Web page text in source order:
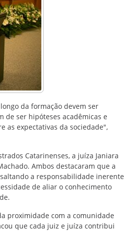
da formação devem ser
de ser hipóteses acadêmicas e
as expectativas da sociedade",
Catarinenses, a juíza Janiara
Ambos destacaram que a
a responsabilidade inerente
de aliar o conhecimento
proximidade com a comunidade
que cada juiz e juíza contribui